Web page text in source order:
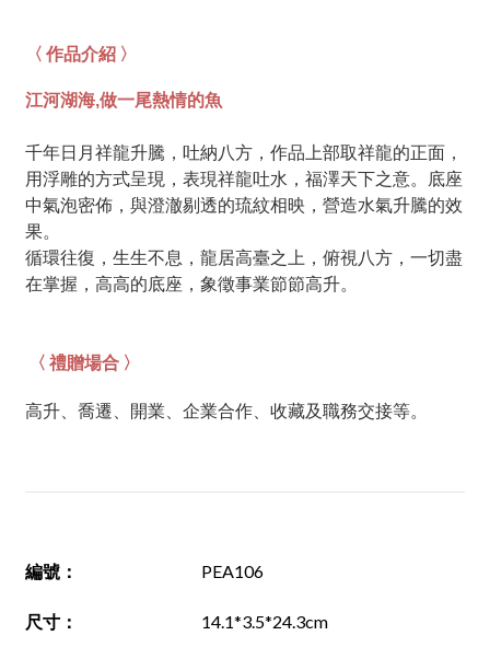
〈 作品介紹 〉
江河湖海,做一尾熱情的魚
千年日月祥龍升騰，吐納八方，作品上部取祥龍的正面，
用浮雕的方式呈現，表現祥龍吐水，福澤天下之意。底座
中氣泡密佈，與澄澈剔透的琉紋相映，營造水氣升騰的效
果。
循環往復，生生不息，龍居高臺之上，俯視八方，一切盡
在掌握，高高的底座，象徵事業節節高升。
〈 禮贈場合 〉
高升、喬遷、開業、企業合作、收藏及職務交接等。
編號 ： PEA106
尺寸 ： 14.1*3.5*24.3cm